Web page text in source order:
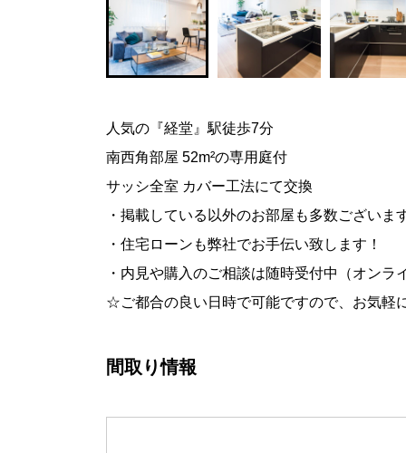
人気の『経堂』駅徒歩7分
南西角部屋 52m²の専用庭付
サッシ全室 カバー工法にて交換
・掲載している以外のお部屋も多数ございま
・住宅ローンも弊社でお手伝い致します！
・内見や購入のご相談は随時受付中（オンラ
☆ご都合の良い日時で可能ですので、お気軽
間取り情報